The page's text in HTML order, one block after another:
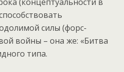
силы (форс-
войны – она же: «Битва
типа.